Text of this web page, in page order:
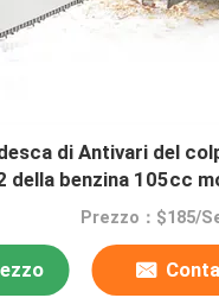
di Antivari del
della benzina 105cc
Prezzo：$185/